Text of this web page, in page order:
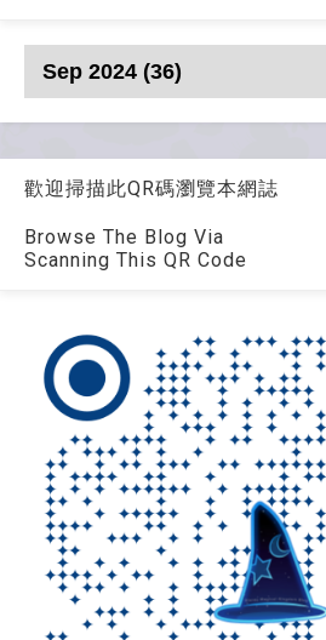
歡迎掃描此QR碼瀏覽本網誌
Browse The Blog Via
Scanning This QR Code